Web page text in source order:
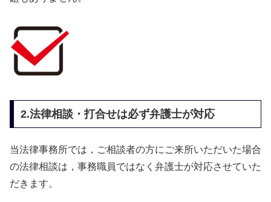
2.法律相談・打合せは必ず弁護士が対応
当法律事務所では，ご相談者の方にご来所いただいた場合
の法律相談は，事務職員ではなく弁護士が対応させていた
だきます。